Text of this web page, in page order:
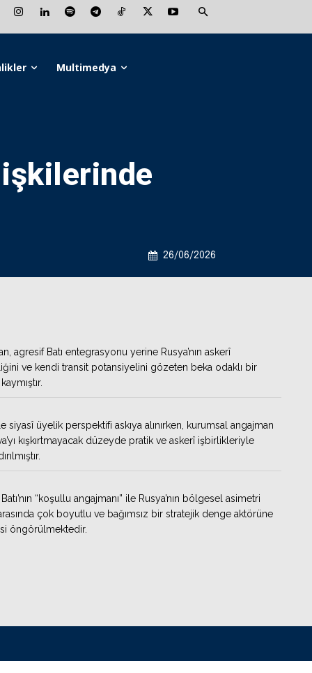
Multimedya
26/06/2026
agresif Batı entegrasyonu yerine Rusya’nın askerî
ve kendi transit potansiyelini gözeten beka odaklı bir
siyasî üyelik perspektifi askıya alınırken, kurumsal angajman
kışkırtmayacak düzeyde pratik ve askerî işbirlikleriyle
“koşullu angajmanı” ile Rusya’nın bölgesel asimetri
arasında çok boyutlu ve bağımsız bir stratejik denge aktörüne
öngörülmektedir.